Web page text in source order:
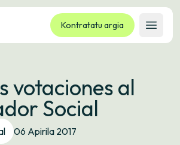
Kontratatu argia
Ireki
votaciones al
Social
06 Apirila 2017